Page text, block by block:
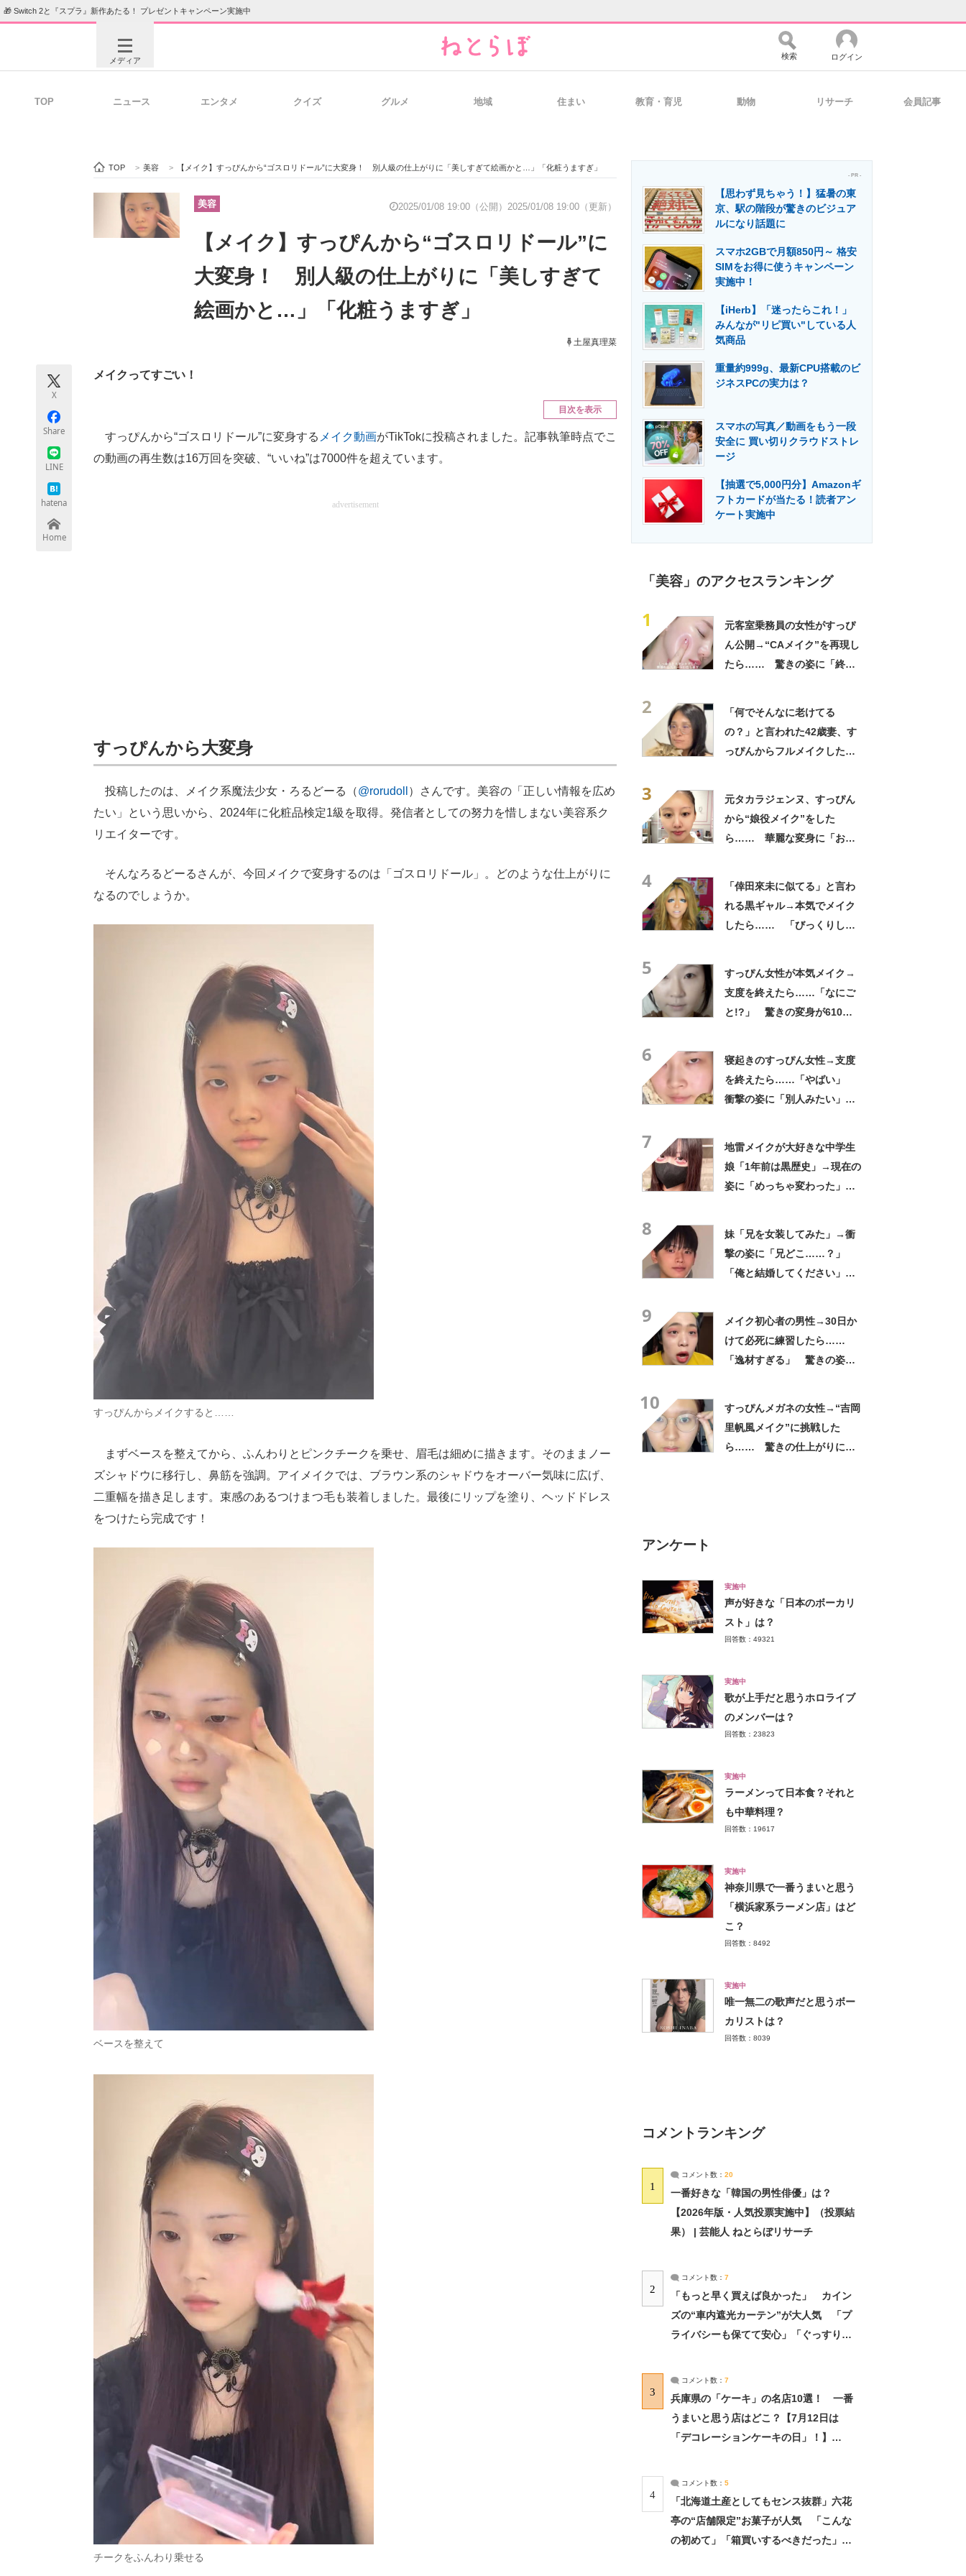
🎁 Switch 2と『スプラ』新作あたる！ プレゼントキャンペーン実施中
メディア
ビジネスと働き方のヒント 経営リーダーのコミュニティ マーケ×ITの今がよく分かる
ITエンジニア向け専門サイト IT製品の技術・比較・事例 製造業のIT導入・活用を支援
エネルギーの専門メディア 建設×テクノロジーの最前線
検索 ログイン
TOP ニュース エンタメ クイズ グルメ 地域 住まい 教育・育児 動物 リサーチ 会員記事
TOP > 美容 > 【メイク】すっぴんから“ゴスロリドール”に大変身！ 別人級の仕上がりに「美しすぎて絵画かと…」「化粧うますぎ」
美容 2025/01/08 19:00（公開） 2025/01/08 19:00（更新）
【メイク】すっぴんから“ゴスロリドール”に
大変身！ 別人級の仕上がりに「美しすぎて
絵画かと…」「化粧うますぎ」
土屋真理菜
X
Share
LINE
hatena
Home
メイクってすごい！
目次を表示
すっぴんから“ゴスロリドール”に変身する メイク動画がTikTokに投稿されました。記事執筆時点でこ
の動画の再生数は16万回を突破、“いいね”は7000件を超えています。
advertisement
すっぴんから大変身
投稿したのは、メイク系魔法少女・ろるどーる（@rorudoll ）さんです。美容の「正しい情報を広め
たい」という思いから、2024年に化粧品検定1級を取得。発信者としての努力を惜しまない美容系ク
リエイターです。
そんなろるどーるさんが、今回メイクで変身するのは「ゴスロリドール」。どのような仕上がりに
なるのでしょうか。
すっぴんからメイクすると……
まずベースを整えてから、ふんわりとピンクチークを乗せ、眉毛は細めに描きます。そのままノー
ズシャドウに移行し、鼻筋を強調。アイメイクでは、ブラウン系のシャドウをオーバー気味に広げ、
二重幅を描き足します。束感のあるつけまつ毛も装着しました。最後にリップを塗り、ヘッドドレス
をつけたら完成です！
ベースを整えて
チークをふんわり乗せる
- PR -
【思わず見ちゃう！】猛暑の東
京、駅の階段が驚きのビジュア
ルになり話題に
スマホ2GBで月額850円～ 格安
SIMをお得に使うキャンペーン
実施中！
【iHerb】「迷ったらこれ！」
みんなが"リピ買い"している人
気商品
重量約999g、最新CPU搭載のビ
ジネスPCの実力は？
スマホの写真／動画をもう一段
安全に 買い切りクラウドストレ
ージ
【抽選で5,000円分】Amazonギ
フトカードが当たる！読者アン
ケート実施中
「美容」のアクセスランキング
1
元客室乗務員の女性がすっぴ
ん公開→“CAメイク”を再現し
たら…… 驚きの姿に「終始
2
「何でそんなに老けてる
の？」と言われた42歳妻、す
っぴんからフルメイクした
3
元タカラジェンヌ、すっぴん
から“娘役メイク”をした
ら…… 華麗な変身に「おぉ
4
「倖田來未に似てる」と言わ
れる黒ギャル→本気でメイク
したら…… 「びっくりし
5
すっぴん女性が本気メイク→
支度を終えたら……「なにご
と!?」 驚きの変身が610万
6
寝起きのすっぴん女性→支度
を終えたら……「やばい」
衝撃の姿に「別人みたい」
7
地雷メイクが大好きな中学生
娘「1年前は黒歴史」→現在の
姿に「めっちゃ変わった」
8
妹「兄を女装してみた」→衝
撃の姿に「兄どこ……？」
「俺と結婚してください」と
9
メイク初心者の男性→30日か
けて必死に練習したら……
「逸材すぎる」 驚きの姿に
10
すっぴんメガネの女性→“吉岡
里帆風メイク”に挑戦した
ら…… 驚きの仕上がりに
アンケート
実施中
声が好きな「日本のボーカリ
スト」は？
回答数：49321
実施中
歌が上手だと思うホロライブ
のメンバーは？
回答数：23823
実施中
ラーメンって日本食？それと
も中華料理？
回答数：19617
実施中
神奈川県で一番うまいと思う
「横浜家系ラーメン店」はど
こ？
回答数：8492
実施中
唯一無二の歌声だと思うボー
カリストは？
回答数：8039
コメントランキング
1
コメント数： 20
一番好きな「韓国の男性俳優」は？
【2026年版・人気投票実施中】（投票結
果） | 芸能人 ねとらぼリサーチ
2
コメント数： 7
「もっと早く買えば良かった」 カイン
ズの“車内遮光カーテン”が大人気 「プ
ライバシーも保てて安心」「ぐっすり眠
3
コメント数： 7
兵庫県の「ケーキ」の名店10選！ 一番
うまいと思う店はどこ？【7月12日は
「デコレーションケーキの日」！】
4
コメント数： 5
「北海道土産としてもセンス抜群」六花
亭の“店舗限定”お菓子が人気 「こんな
の初めて」「箱買いするべきだった」